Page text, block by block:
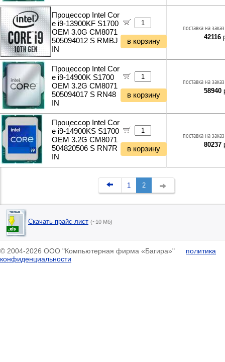
Процессор Intel Cor
e i9-13900KF S1700
OEM 3.0G CM8071
505094012 S RMBJ
IN
в корзину
поставка на
42116
Процессор Intel Cor
e i9-14900K S1700
OEM 3.2G CM8071
505094017 S RN48
IN
в корзину
поставка на
58940
Процессор Intel Cor
e i9-14900KS S1700
OEM 3.2G CM8071
504820506 S RN7R
IN
в корзину
поставка на
80237
1 2
Скачать прайс-лист (~10 Мб)
© 2004-2026 ООО "Компьютерная фирма «Багира»" политика
конфиденциальности